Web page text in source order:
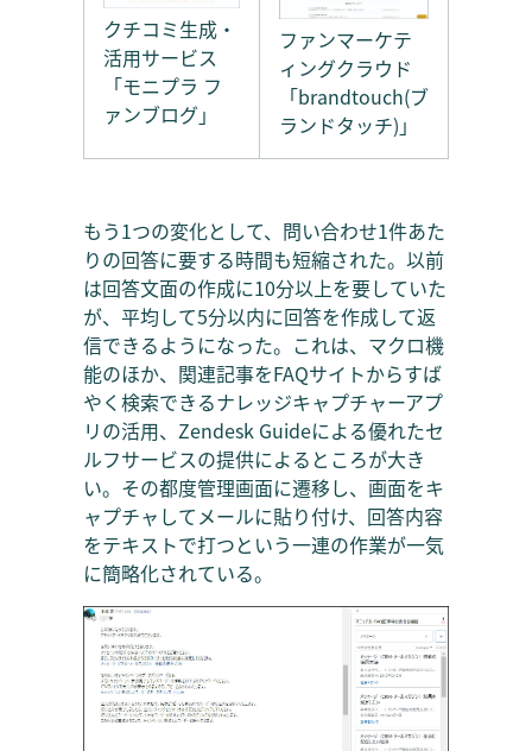
クチコミ生成・
活用サービス
「モニプラ フ
ァンブログ」
ファンマーケテ
ィングクラウド
「brandtouch(ブ
ランドタッチ)」
もう1つの変化として、問い合わせ1件あた
りの回答に要する時間も短縮された。以前
は回答文面の作成に10分以上を要していた
が、平均して5分以内に回答を作成して返
信できるようになった。これは、マクロ機
能のほか、関連記事をFAQサイトからすば
やく検索できるナレッジキャプチャーアプ
リの活用、Zendesk Guideによる優れたセ
ルフサービスの提供によるところが大き
い。その都度管理画面に遷移し、画面をキ
ャプチャしてメールに貼り付け、回答内容
をテキストで打つという一連の作業が一気
に簡略化されている。